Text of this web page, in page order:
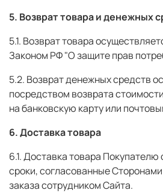
5. Возврат товара и денежных
5.1. Возврат товара
Законом РФ "О защите прав
5.2. Возврат денежных средств
посредством возврата
на банковскую карту или
6. Доставка товара
6.1. Доставка товара
сроки, согласованные
заказа сотрудником Сайта.